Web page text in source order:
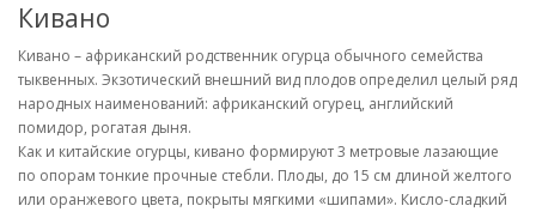
Кивано
Кивано – африканский родственник огурца обычного семейства
тыквенных. Экзотический внешний вид плодов определил целый ряд
народных наименований: африканский огурец, английский
помидор, рогатая дыня.
Как и китайские огурцы, кивано формируют 3 метровые лазающие
по опорам тонкие прочные стебли. Плоды, до 15 см длиной желтого
или оранжевого цвета, покрыты мягкими «шипами». Кисло-сладкий